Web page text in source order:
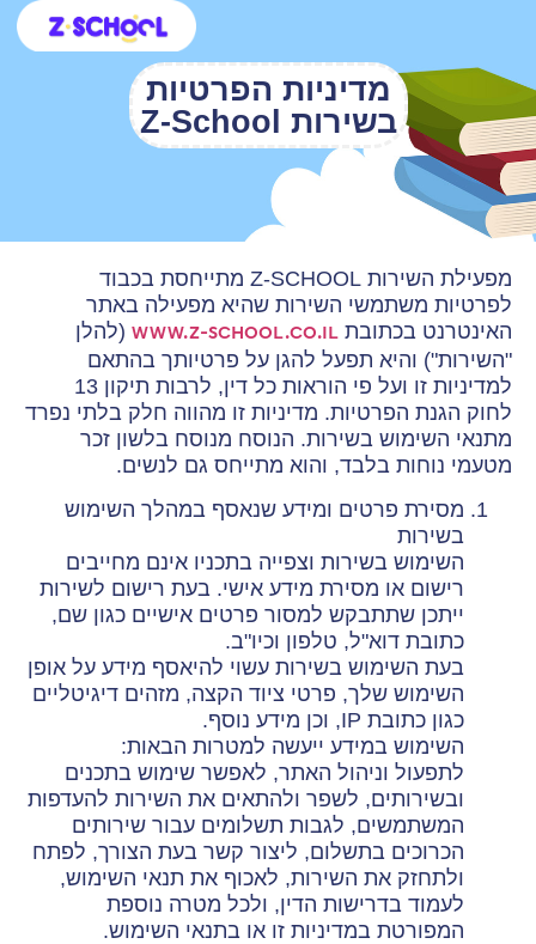
מדיניות הפרטיות
בשירות Z-School
מפעילת השירות Z-SCHOOL מתייחסת בכבוד
לפרטיות משתמשי השירות שהיא מפעילה באתר
האינטרנט בכתובת www.z-school.co.il (להלן
"השירות") והיא תפעל להגן על פרטיותך בהתאם
למדיניות זו ועל פי הוראות כל דין, לרבות תיקון 13
לחוק הגנת הפרטיות. מדיניות זו מהווה חלק בלתי נפרד
מתנאי השימוש בשירות. הנוסח מנוסח בלשון זכר
מטעמי נוחות בלבד, והוא מתייחס גם לנשים.
מסירת פרטים ומידע שנאסף במהלך השימוש
בשירות
השימוש בשירות וצפייה בתכניו אינם מחייבים
רישום או מסירת מידע אישי. בעת רישום לשירות
ייתכן שתתבקש למסור פרטים אישיים כגון שם,
כתובת דוא"ל, טלפון וכיו"ב.
בעת השימוש בשירות עשוי להיאסף מידע על אופן
השימוש שלך, פרטי ציוד הקצה, מזהים דיגיטליים
כגון כתובת IP, וכן מידע נוסף.
השימוש במידע ייעשה למטרות הבאות:
לתפעול וניהול האתר, לאפשר שימוש בתכנים
ובשירותים, לשפר ולהתאים את השירות להעדפות
המשתמשים, לגבות תשלומים עבור שירותים
הכרוכים בתשלום, ליצור קשר בעת הצורך, לפתח
ולתחזק את השירות, לאכוף את תנאי השימוש,
לעמוד בדרישות הדין, ולכל מטרה נוספת
המפורטת במדיניות זו או בתנאי השימוש.